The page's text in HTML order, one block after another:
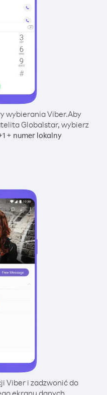
wybierania Viber.Aby
Globalstar, wybierz
1+ numer lokalny
Viber i zadzwonić do
ekranu danych